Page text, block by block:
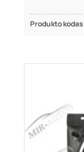
Produkto